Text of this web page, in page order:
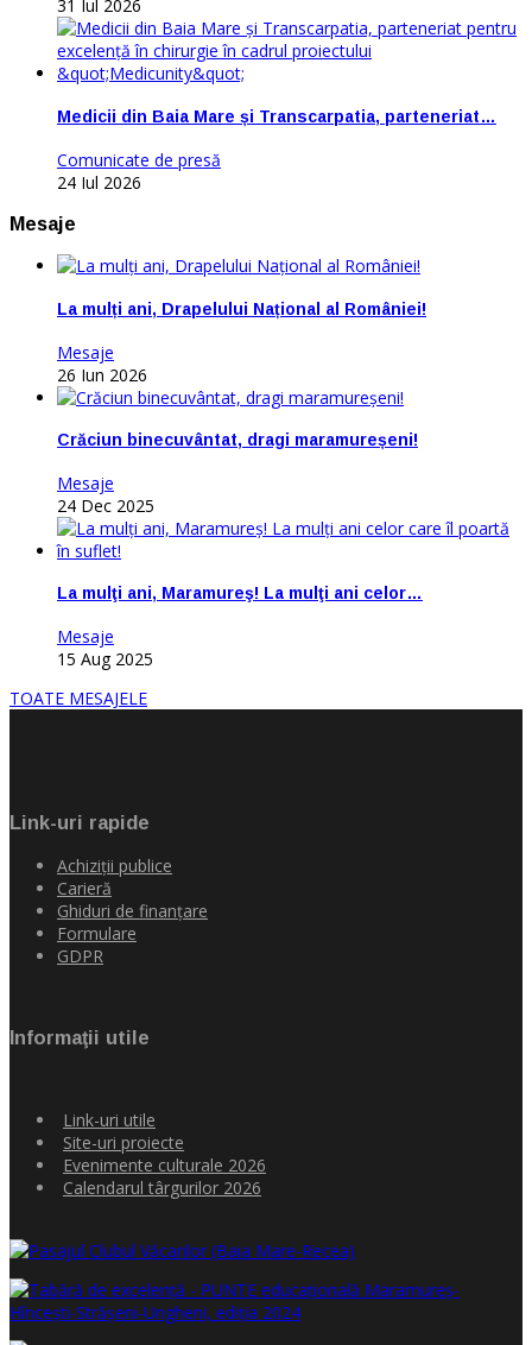
31 Iul 2026
Medicii din Baia Mare și Transcarpatia, parteneriat…
Comunicate de presă
24 Iul 2026
Mesaje
La mulți ani, Drapelului Național al României!
Mesaje
26 Iun 2026
Crăciun binecuvântat, dragi maramureșeni!
Mesaje
24 Dec 2025
La mulţi ani, Maramureş! La mulţi ani celor…
Mesaje
15 Aug 2025
TOATE MESAJELE
Link-uri rapide
Achiziţii publice
Carieră
Ghiduri de finanţare
Formulare
GDPR
Informaţii utile
Link-uri utile
Site-uri proiecte
Evenimente culturale 2026
Calendarul târgurilor 2026